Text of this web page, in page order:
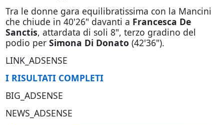
Tra le donne gara equilibratissima con la Mancini
che chiude in 40'26" davanti a Francesca De
Sanctis, attardata di soli 8", terzo gradino del
podio per Simona Di Donato (42'36").
LINK_ADSENSE
I RISULTATI COMPLETI
BIG_ADSENSE
NEWS_ADSENSE